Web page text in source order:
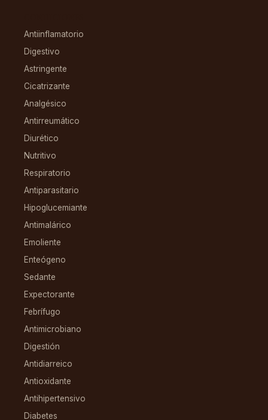
Antiinflamatorio
Digestivo
Astringente
Cicatrizante
Analgésico
Antirreumático
Diurético
Nutritivo
Respiratorio
Antiparasitario
Hipoglucemiante
Antimalárico
Emoliente
Enteógeno
Sedante
Expectorante
Febrífugo
Antimicrobiano
Digestión
Antidiarreico
Antioxidante
Antihipertensivo
Diabetes